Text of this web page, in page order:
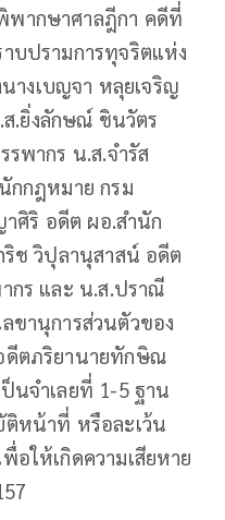
พากษาศาลฎีกา คดีที่
บปรามการทุจริตแห่ง
างเบญจา หลุยเจริญ
.ยิ่งลักษณ์ ชินวัตร
รพากร น.ส.จำรัส
กกฎหมาย กรม
ศิริ อดีต ผอ.สำนัก
ช วิปุลานุสาสน์ อดีต
กร และ น.ส.ปราณี
ขานุการส่วนตัวของ
ตภริยานายทักษิณ
นจำเลยที่ 1-5 ฐาน
หน้าที่ หรือละเว้น
ให้เกิดความเสียหาย